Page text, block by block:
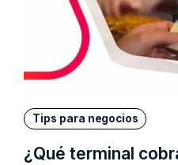
Tips para negocios
¿Qué terminal